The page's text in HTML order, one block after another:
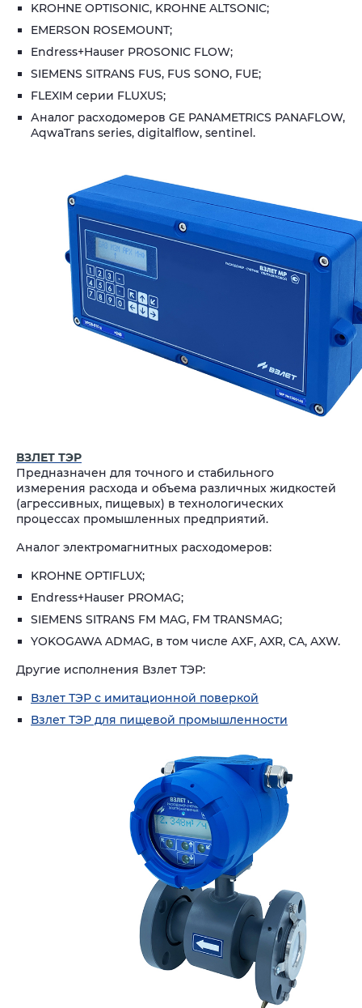
KROHNE OPTISONIC, KROHNE ALTSONIC;
EMERSON ROSEMOUNT;
Endress+Hauser PROSONIC FLOW;
SIEMENS SITRANS FUS, FUS SONO, FUE;
FLEXIM серии FLUXUS;
Аналог расходомеров GE PANAMETRICS PANAFLOW,
AqwaTrans series, digitalflow, sentinel.
ВЗЛЕТ ТЭР
Предназначен для точного и стабильного
измерения расхода и объема различных жидкостей
(агрессивных, пищевых) в технологических
процессах промышленных предприятий.
Аналог электромагнитных расходомеров:
KROHNE OPTIFLUX;
Endress+Hauser PROMAG;
SIEMENS SITRANS FM MAG, FM TRANSMAG;
YOKOGAWA ADMAG, в том числе AXF, AXR, CA, AXW.
Другие исполнения Взлет ТЭР:
Взлет ТЭР с имитационной поверкой
Взлет ТЭР для пищевой промышленности